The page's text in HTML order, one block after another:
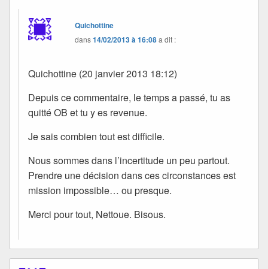
Quichottine
dans14/02/2013 à 16:08a dit :
Quichottine (20 janvier 2013 18:12)
Depuis ce commentaire, le temps a passé, tu as
quitté OB et tu y es revenue.
Je sais combien tout est difficile.
Nous sommes dans l’incertitude un peu partout.
Prendre une décision dans ces circonstances est
mission impossible… ou presque.
Merci pour tout, Nettoue. Bisous.